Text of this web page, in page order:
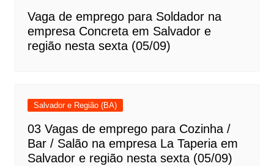
Vaga de emprego para Soldador na
empresa Concreta em Salvador e
região nesta sexta (05/09)
Salvador e Região (BA)
03 Vagas de emprego para Cozinha /
Bar / Salão na empresa La Taperia em
Salvador e região nesta sexta (05/09)